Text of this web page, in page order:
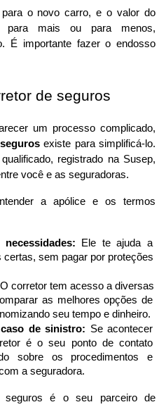
o novo carro, e o valor do
para mais ou para menos,
É importante fazer o endosso
de seguros
um processo complicado,
existe para simplificá-lo.
registrado na Susep,
você e as seguradoras.
a apólice e os termos
Ele te ajuda a
sem pagar por proteções
O corretor tem acesso a diversas
as melhores opções de
seu tempo e dinheiro.
de sinistro: Se acontecer
é o seu ponto de contato
sobre os procedimentos e
a seguradora.
seguros é o seu parceiro de